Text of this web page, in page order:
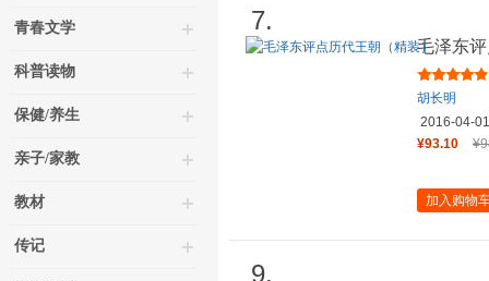
青春文学
科普读物
保健/养生
亲子/家教
教材
传记
7.
毛泽东
胡长明
2016-04-01
¥93.10
加入购物
9.